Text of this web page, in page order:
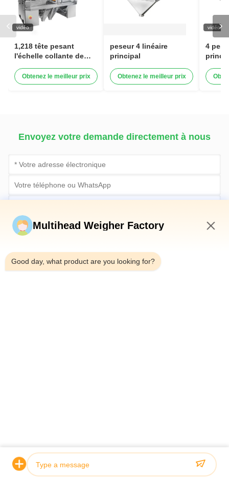
vidéo
1,218 tête pesant
l'échelle collante de
Obtenez le meilleur prix
peseur 4 linéaire
principal
Obtenez le meilleur prix
vidéo
4
Envoyez votre demande directement à nous
Soumettez maintenant
Plan du site
Multihead Weigher Factory
Good day, what product are you looking for?